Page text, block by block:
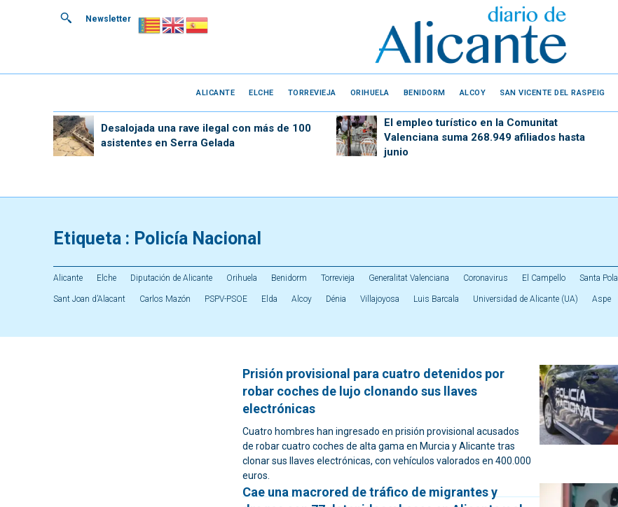
Newsletter
ALICANTE ELCHE TORREVIEJA ORIHUELA BENIDORM ALCOY SAN VICENTE DEL RASPEIG
Desalojada una rave ilegal con más de 100
asistentes en Serra Gelada
El empleo turístico en la Comunitat
Valenciana suma 268.949 afiliados hasta
junio
Etiqueta : Policía Nacional
Alicante Elche Diputación de Alicante Orihuela Benidorm Torrevieja Generalitat Valenciana Coronavirus El Campello Santa Pola
Sant Joan d’Alacant Carlos Mazón PSPV-PSOE Elda Alcoy Dénia Villajoyosa Luis Barcala Universidad de Alicante (UA) Aspe
Prisión provisional para cuatro detenidos por
robar coches de lujo clonando sus llaves
electrónicas
Cuatro hombres han ingresado en prisión provisional acusados
de robar cuatro coches de alta gama en Murcia y Alicante tras
clonar sus llaves electrónicas, con vehículos valorados en 400.000
euros.
Cae una macrored de tráfico de migrantes y